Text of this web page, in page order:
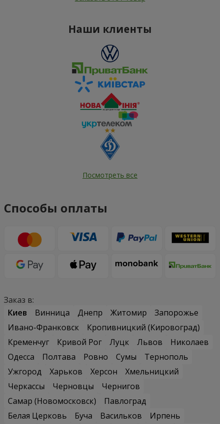
Наши клиенты
Посмотреть все
Способы оплаты
Заказ в:
Киев
Винница Днепр Житомир
Запорожье
Ивано-Франковск
Кропивницкий (Кировоград)
Кременчуг
Кривой Рог Луцк Львов
Николаев
Одесса
Полтава Ровно Сумы
Тернополь
Ужгород
Харьков Херсон
Хмельницкий
Черкассы
Черновцы
Чернигов
Самар (Новомосковск)
Павлоград
Белая Церковь
Буча Васильков
Ирпень